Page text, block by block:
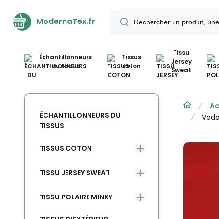
ModernaTex.fr
Échantillonneurs
du tissus
Tissus
coton
Tissu
Jersey
Sweat
ÉCHANTILLONNEURS DU
TISSUS
TISSUS COTON
TISSU JERSEY SWEAT
TISSU POLAIRE MINKY